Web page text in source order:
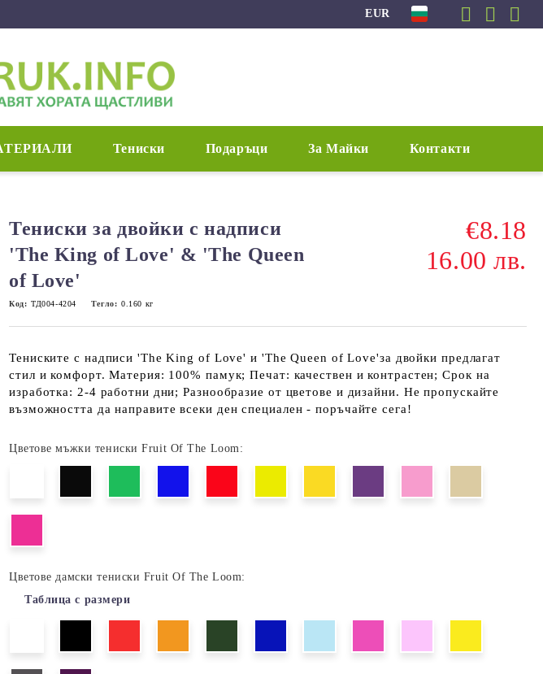
EUR
Тениски Подаръци За Майки Контакти
Тениски за двойки с надписи
'The King of Love' & 'The Queen
of Love'
€8.18
16.00 лв.
Код: ТД004-4204 Тегло: 0.160 кг
Тениските с надписи 'The King of Love' и 'The Queen of Love'за двойки предлагат
стил и комфорт. Материя: 100% памук; Печат: качествен и контрастен; Срок на
изработка: 2-4 работни дни; Разнообразие от цветове и дизайни. Не пропускайте
възможността да направите всеки ден специален - поръчайте сега!
Цветове мъжки тениски Fruit Of The Loom:
Цветове дамски тениски Fruit Of The Loom:
Таблица с размери